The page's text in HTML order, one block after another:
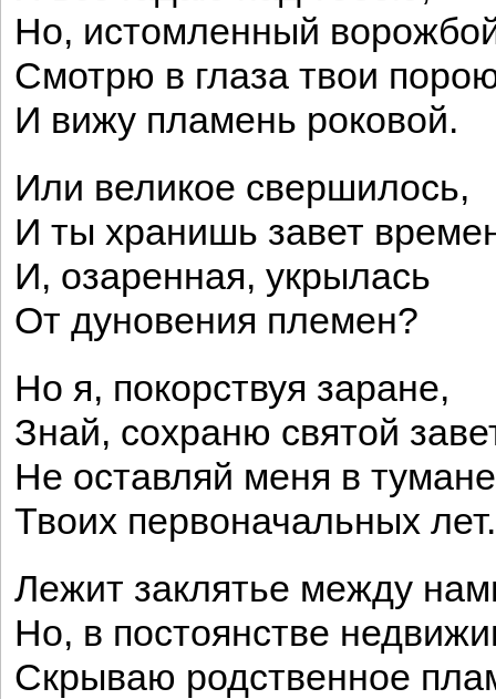
Но, истомленный
Смотрю в глаза твои
И вижу пламень роковой.
Или великое свершилось,
И ты хранишь завет
И, озаренная, укрылась
От дуновения племен?
Но я, покорствуя заране,
Знай, сохраню святой
Не оставляй меня в тумане
Твоих первоначальных лет.
Лежит заклятье между
Но, в постоянстве
Скрываю родственное